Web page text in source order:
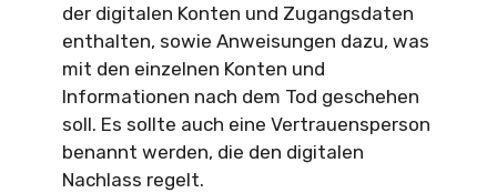
der digitalen Konten und Zugangsdaten
enthalten, sowie Anweisungen dazu, was
mit den einzelnen Konten und
Informationen nach dem Tod geschehen
soll. Es sollte auch eine Vertrauensperson
benannt werden, die den digitalen
Nachlass regelt.